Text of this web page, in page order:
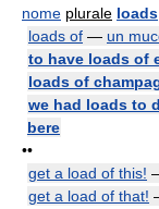
nome plurale loads
loads of — un
to have loads of
loads of
we had loads to
bere
••
get a load of this!
get a load of that!